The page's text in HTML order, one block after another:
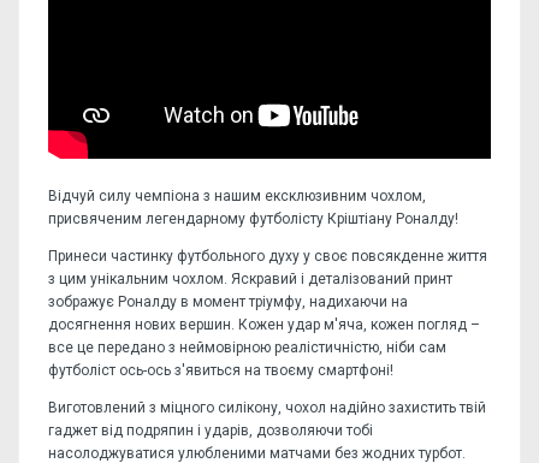
Відчуй силу чемпіона з нашим ексклюзивним чохлом,
присвяченим легендарному футболісту Кріштіану Роналду!
Принеси частинку футбольного духу у своє повсякденне життя
з цим унікальним чохлом. Яскравий і деталізований принт
зображує Роналду в момент тріумфу, надихаючи на
досягнення нових вершин. Кожен удар м'яча, кожен погляд –
все це передано з неймовірною реалістичністю, ніби сам
футболіст ось-ось з'явиться на твоєму смартфоні!
Виготовлений з міцного силікону, чохол надійно захистить твій
гаджет від подряпин і ударів, дозволяючи тобі
насолоджуватися улюбленими матчами без жодних турбот.